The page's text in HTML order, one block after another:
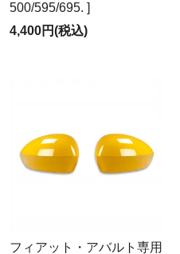
500/595/695. ]
4,400円(税込)
フィアット・アバルト専用